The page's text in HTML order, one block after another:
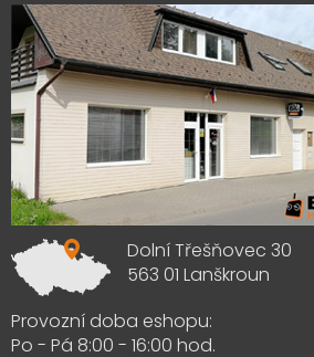
Dolní Třešňovec 30
563 01 Lanškroun
Provozní doba eshopu:
Po - Pá 8:00 - 16:00 hod.